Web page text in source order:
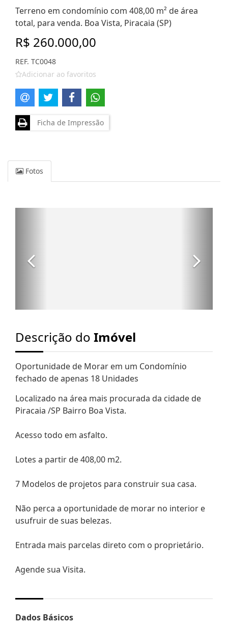
Terreno em condomínio com 408,00 m² de área
total, para venda. Boa Vista, Piracaia (SP)
R$ 260.000,00
REF. TC0048
Adicionar ao favoritos
Ficha de Impressão
Fotos
Descrição do Imóvel
Oportunidade de Morar em um Condomínio
fechado de apenas 18 Unidades
Localizado na área mais procurada da cidade de
Piracaia /SP Bairro Boa Vista.
Acesso todo em asfalto.
Lotes a partir de 408,00 m2.
7 Modelos de projetos para construir sua casa.
Não perca a oportunidade de morar no interior e
usufruir de suas belezas.
Entrada mais parcelas direto com o proprietário.
Agende sua Visita.
Dados Básicos